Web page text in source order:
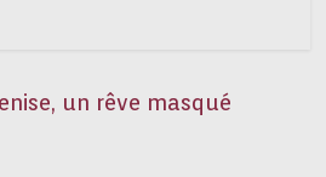
un rêve masqué